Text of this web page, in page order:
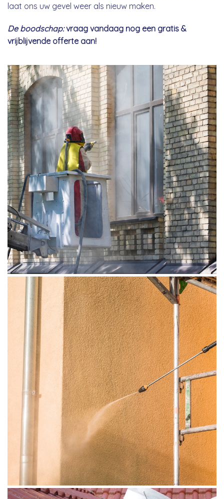
laat ons uw gevel weer als nieuw maken.
De boodschap:vraag vandaag nog een gratis &
vrijblijvende offerte aan!